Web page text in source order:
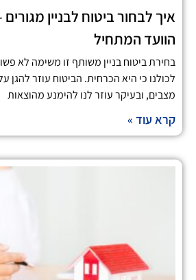
איך לבחור ביטוח לבניין
הוועד המתחיל
בחירת ביטוח בניין משותף זו משימה לא
לכולנו כי היא הכרחית. הביטוח עוזר להגן
מצבים, ובעיקר עוזר לנו להימנע מהוצאות
קרא עוד »